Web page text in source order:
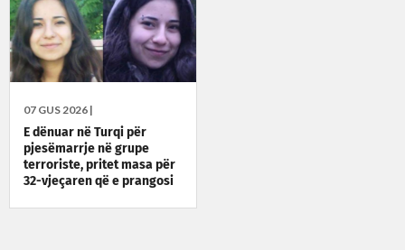
07 GUS 2026 |
E dënuar në Turqi për
pjesëmarrje në grupe
terroriste, pritet masa për
32-vjeçaren që e prangosi